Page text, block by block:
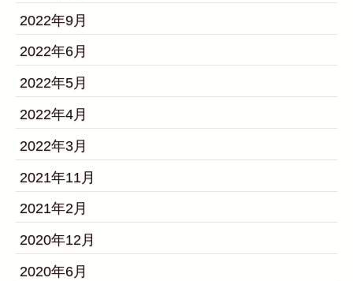
2022年9月
2022年6月
2022年5月
2022年4月
2022年3月
2021年11月
2021年2月
2020年12月
2020年6月